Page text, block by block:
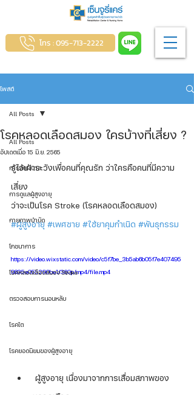
โทร : 095-713-2222
โพสต์
All Posts
การพยาบาล
การดูแลผู้สูงอายุ
กายภาพบำบัด
โภชนาการ
โรคหลอดเลือดสมอง Stroke
ตรวจสอบการนอนหลับ
โรคไต
โรคยอดนิยมของผู้สูงอายุ
All Posts
โรคหลอดเลือดสมอง ใครบ้างที่เสี่ยง ?
อัปเดตเมื่อ 15 มิ.ย. 2565
รู้ไว้เฝ้าระวังเพื่อคนที่คุณรัก ว่าใครคือคนที่มีความ
เสี่ยง
ว่าจะเป็นโรค Stroke (โรคหลอดเลือดสมอง)
#ผู้สูงอายุ #เพศชาย #ใช้ยาคุมกำเนิด #พันธุกรรม
.
https://video.wixstatic.com/video/c5f7be_3b5ab6b05f7e407495
9835e055290be1/360p/mp4/file.mp4